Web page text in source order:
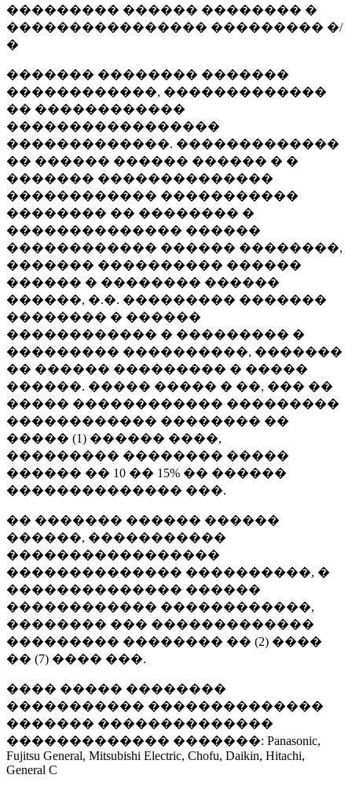
��������� ������ �������� �
���������������� ��������� �/
�
������� �������� �������
������������, �������������
�� ������������
�����������������
�������������. �������������
�� ������ ������ ������ � �
������� ��������������
������������ �����������
�������� �� �������� �
�������������� ������
������������ ������ ��������,
������� ���������� ������
������ � �������� ������
������, �.�. ��������� �������
�������� � ������
������������ � ��������� �
��������� ����������, �������
�� ������ ��������� � �����
������. ����� ����� � ��, ��� ��
����� ������������ ���������
������������ �������� ��
����� (1) ������ ����,
��������� �������� �����
������ �� 10 �� 15% �� ������
�������������� ���.
�� ������� ������ ������
������, �����������
�����������������
�������������� ����������, �
�������������� ������
������������ ������������,
�������� ��� �������������
��������� �������� �� (2) ����
�� (7) ���� ���.
���� ����� ��������
����������� ��������������
������� ��������������
������������� �������: Panasonic,
Fujitsu General, Mitsubishi Electric, Chofu, Daikin, Hitachi,
General C